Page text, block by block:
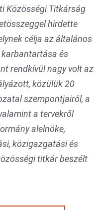
Közösségi Titkárság
hirdette
célja az általános
és
rendkívül nagy volt az
közülük 20
szempontjairól, a
a tervekről
alelnöke,
közigazgatási és
titkár beszélt